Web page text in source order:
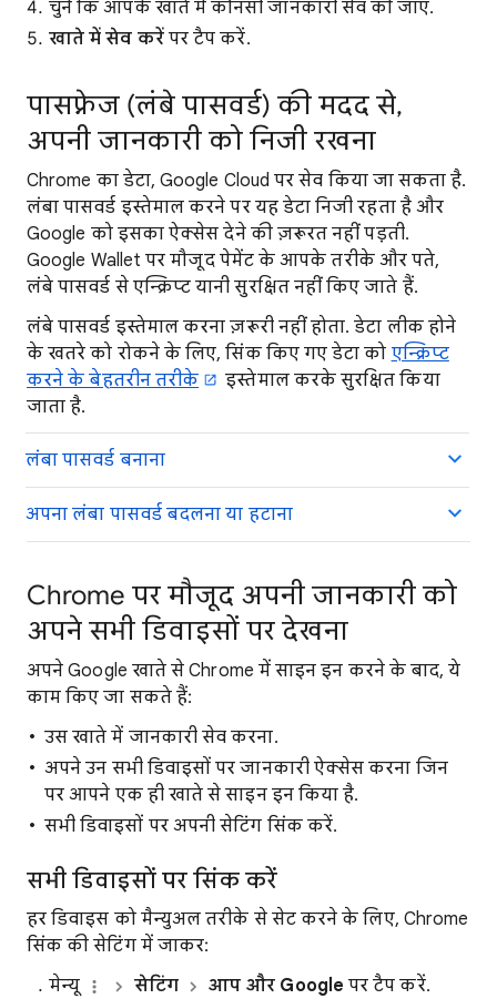
चुनें कि आपके खाते में कौनसी जानकारी सेव की जाए.
खाते में सेव करेंपर टैप करें.
पासफ़्रेज (लंबे पासवर्ड) की मदद से,
अपनी जानकारी को निजी रखना
Chrome का डेटा, Google Cloud पर सेव किया जा सकता है.
लंबा पासवर्ड इस्तेमाल करने पर यह डेटा निजी रहता है और
Google को इसका ऐक्सेस देने की ज़रूरत नहीं पड़ती.
Google Wallet पर मौजूद पेमेंट के आपके तरीके और पते,
लंबे पासवर्ड से एन्क्रिप्ट यानी सुरक्षित नहीं किए जाते हैं.
लंबे पासवर्ड इस्तेमाल करना ज़रूरी नहीं होता. डेटा लीक होने
के खतरे को रोकने के लिए, सिंक किए गए डेटा को एन्क्रिप्ट
करने के बेहतरीन तरीके
इस्तेमाल करके सुरक्षित किया
जाता है.
लंबा पासवर्ड बनाना
अपना लंबा पासवर्ड बदलना या हटाना
Chrome पर मौजूद अपनी जानकारी को
अपने सभी डिवाइसों पर देखना
अपने Google खाते से Chrome में साइन इन करने के बाद, ये
काम किए जा सकते हैं:
उस खाते में जानकारी सेव करना.
अपने उन सभी डिवाइसों पर जानकारी ऐक्सेस करना जिन
पर आपने एक ही खाते से साइन इन किया है.
सभी डिवाइसों पर अपनी सेटिंग सिंक करें.
सभी डिवाइसों पर सिंक करें
हर डिवाइस को मैन्युअल तरीके से सेट करने के लिए, Chrome
सिंक की सेटिंग में जाकर:
मेन्यू
सेटिंग आप और Google पर टैप करें.